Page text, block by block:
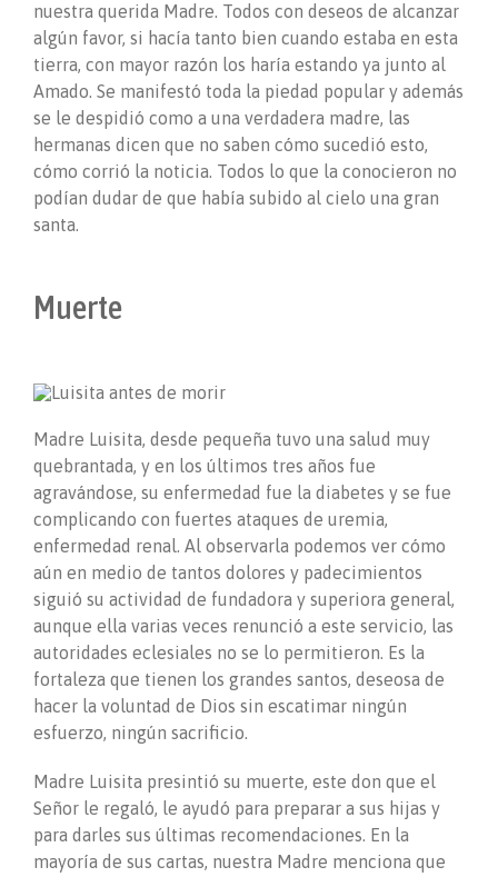
nuestra querida Madre. Todos con deseos de alcanzar
algún favor, si hacía tanto bien cuando estaba en esta
tierra, con mayor razón los haría estando ya junto al
Amado. Se manifestó toda la piedad popular y además
se le despidió como a una verdadera madre, las
hermanas dicen que no saben cómo sucedió esto,
cómo corrió la noticia. Todos lo que la conocieron no
podían dudar de que había subido al cielo una gran
santa.
Muerte
Madre Luisita, desde pequeña tuvo una salud muy
quebrantada, y en los últimos tres años fue
agravándose, su enfermedad fue la diabetes y se fue
complicando con fuertes ataques de uremia,
enfermedad renal. Al observarla podemos ver cómo
aún en medio de tantos dolores y padecimientos
siguió su actividad de fundadora y superiora general,
aunque ella varias veces renunció a este servicio, las
autoridades eclesiales no se lo permitieron. Es la
fortaleza que tienen los grandes santos, deseosa de
hacer la voluntad de Dios sin escatimar ningún
esfuerzo, ningún sacrificio.
Madre Luisita presintió su muerte, este don que el
Señor le regaló, le ayudó para preparar a sus hijas y
para darles sus últimas recomendaciones. En la
mayoría de sus cartas, nuestra Madre menciona que